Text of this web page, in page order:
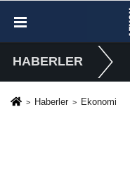
HABERLER
Haberler Ekonomi